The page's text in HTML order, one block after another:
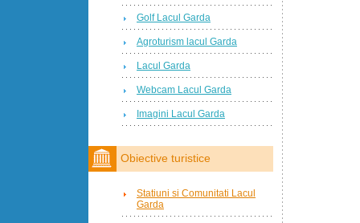
Golf Lacul Garda
Agroturism lacul Garda
Lacul Garda
Webcam Lacul Garda
Imagini Lacul Garda
Obiective turistice
Statiuni si Comunitati Lacul
Garda